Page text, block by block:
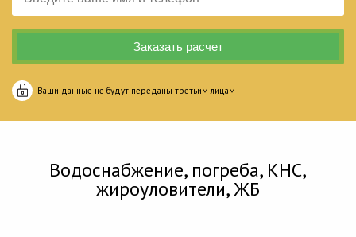
Ваши данные не будут переданы третьим лицам
Водоснабжение, погреба, КНС,
жироуловители, ЖБ